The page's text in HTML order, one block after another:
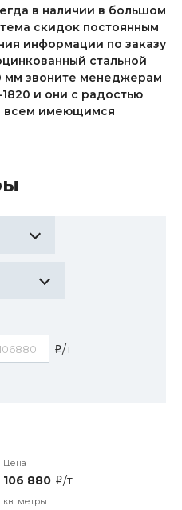
в наличии в большом
скидок постоянным
информации по заказу
стальной
мм звоните менеджерам
и они с радостью
всем имеющимся
i/т
106 880 i/т